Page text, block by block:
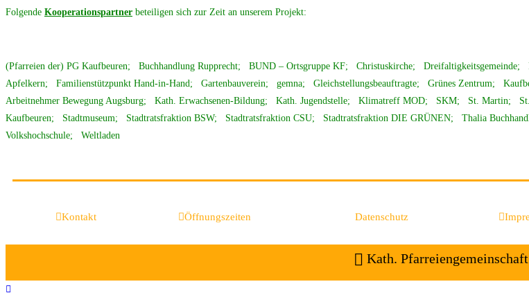
Folgende Kooperationspartner beteiligen sich zur Zeit an unserem Projekt:
(Pfarreien der) PG Kaufbeuren; Buchhandlung Rupprecht; BUND – Ortsgruppe KF; Christuskirche; Dreifaltigkeitsgemeinde;
Apfelkern; Familienstützpunkt Hand-in-Hand; Gartenbauverein; gemna; Gleichstellungsbeauftragte; Grünes Zentrum;
Arbeitnehmer Bewegung Augsburg; Kath. Erwachsenen-Bildung; Kath. Jugendstelle; Klimatreff MOD; SKM; St. Martin;
Kaufbeuren; Stadtmuseum; Stadtratsfraktion BSW; Stadtratsfraktion CSU; Stadtratsfraktion DIE GRÜNEN; Thalia
Volkshochschule; Weltladen
Kontakt Öffnungszeiten Datenschutz
Kath.